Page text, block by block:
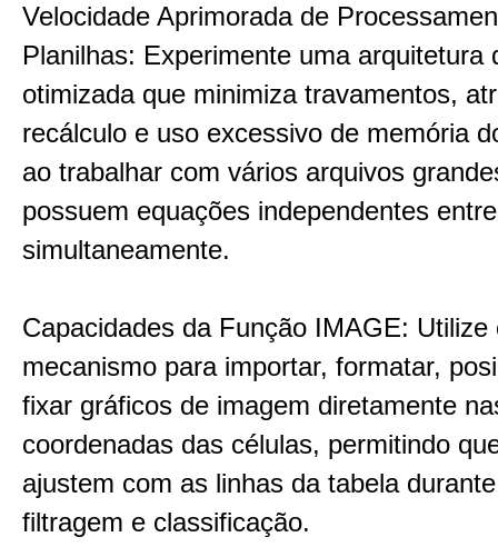
Velocidade Aprimorada de
Planilhas: Experimente uma arquitetura
otimizada que minimiza travamentos,
recálculo e uso excessivo de memória
ao trabalhar com vários arquivos
possuem equações independentes
simultaneamente.
Capacidades da Função IMAGE: Utilize
mecanismo para importar, formatar,
fixar gráficos de imagem diretamente
coordenadas das células, permitindo
ajustem com as linhas da tabela
filtragem e classificação.